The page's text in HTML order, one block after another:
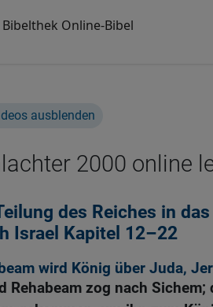
Bibelthek Online-Bibel
ausblenden
2000 online
des Reiches in
Israel Kapitel 12–22
wird König über Juda,
Rehabeam zog nach